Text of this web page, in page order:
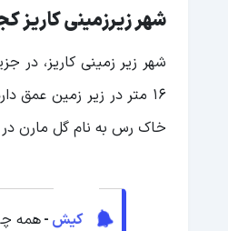
شهر زیرزمینی کاریز
16 متر در زیر زمین عمق
خاک رس به نام گل مارن
کیش -همه